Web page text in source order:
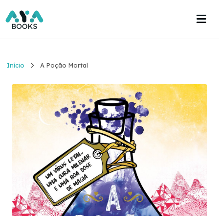
Acervo
Acesse agora
Início A Poção Mortal